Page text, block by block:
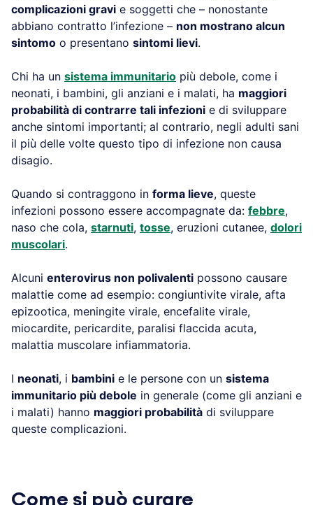
complicazioni gravi e soggetti che – nonostante
abbiano contratto l’infezione – non mostrano alcun
sintomo o presentano sintomi lievi.
Chi ha un sistema immunitario più debole, come i
neonati, i bambini, gli anziani e i malati, ha maggiori
probabilità di contrarre tali infezioni e di sviluppare
anche sintomi importanti; al contrario, negli adulti sani
il più delle volte questo tipo di infezione non causa
disagio.
Quando si contraggono in forma lieve, queste
infezioni possono essere accompagnate da: febbre,
naso che cola, starnuti, tosse, eruzioni cutanee, dolori
muscolari.
Alcuni enterovirus non polivalenti possono causare
malattie come ad esempio: congiuntivite virale, afta
epizootica, meningite virale, encefalite virale,
miocardite, pericardite, paralisi flaccida acuta,
malattia muscolare infiammatoria.
I neonati, i bambini e le persone con un sistema
immunitario più debole in generale (come gli anziani e
i malati) hanno maggiori probabilità di sviluppare
queste complicazioni.
Come si può curare